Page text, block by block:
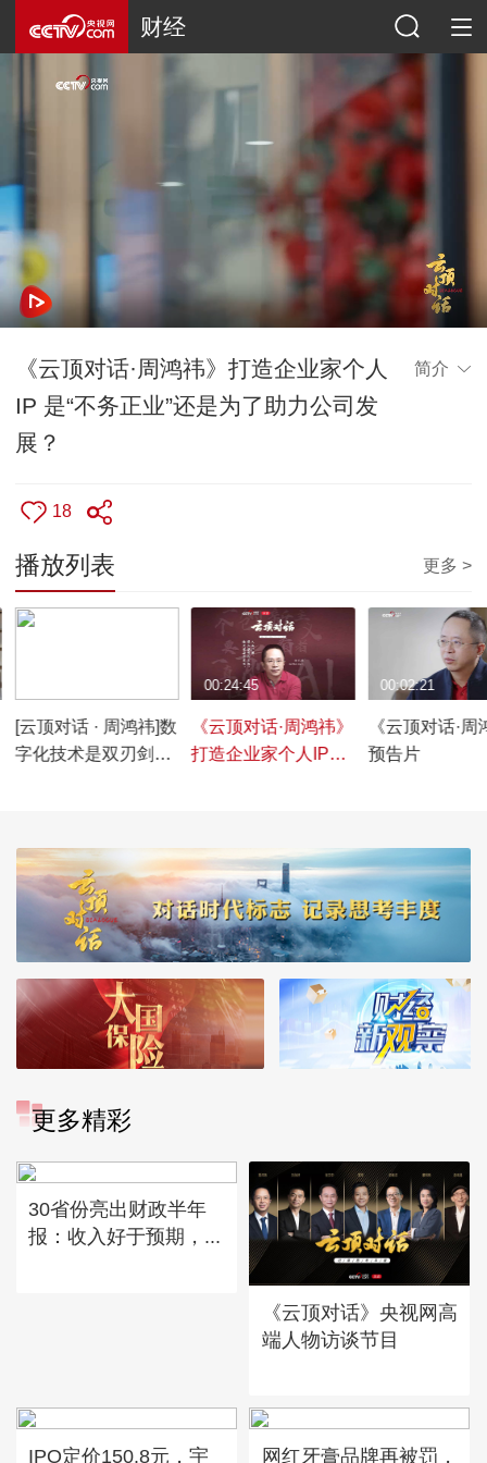
财经
《云顶对话·周鸿祎》打造企业家个人
IP 是“不务正业”还是为了助力公司发
展？
简介
18
播放列表 更多 >
[云顶对话 · 周鸿祎]数
字化技术是双刃剑，
《云顶对话·周鸿祎》
打造企业家个人IP
00:24:45
《云顶对话·周
预告片
00:02:21
更多精彩
30省份亮出财政半年
报：收入好于预期，...
《云顶对话》央视网高
端人物访谈节目
IPO定价150.8元，宇 网红牙膏品牌再被罚，